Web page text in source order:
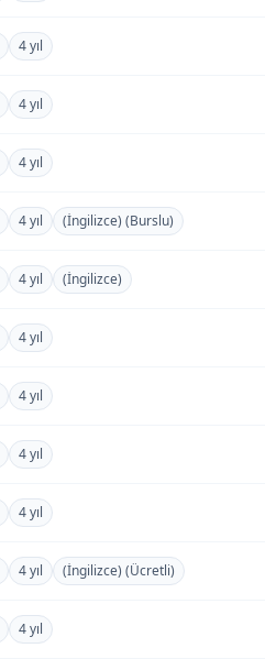
4 yıl
4 yıl
4 yıl
4 yıl (İngilizce) (Burslu)
4 yıl (İngilizce)
4 yıl
4 yıl
4 yıl
4 yıl
4 yıl (İngilizce) (Ücretli)
4 yıl